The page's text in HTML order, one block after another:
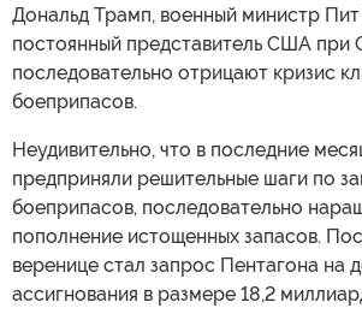
Дональд Трамп, военный министр Пит
постоянный представитель США
последовательно отрицают кризис
боеприпасов.
Неудивительно, что в последние
предприняли решительные шаги по
боеприпасов, последовательно
пополнение истощенных запасов.
веренице стал запрос Пентагона на
ассигнования в размере 18,2